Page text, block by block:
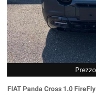
FIAT Panda Cross 1.0